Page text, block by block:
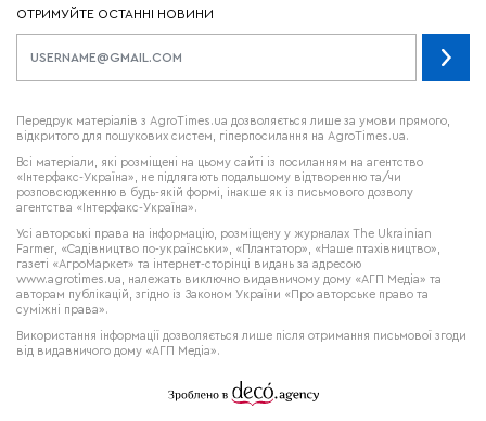
ОТРИМУЙТЕ ОСТАННІ НОВИНИ
Передрук матеріалів з AgroTimes.ua дозволяється лише за умови прямого,
відкритого для пошукових систем, гіперпосилання на AgroTimes.ua.
Всі матеріали, які розміщені на цьому сайті із посиланням на агентство
«Інтерфакс-Україна», не підлягають подальшому відтворенню та/чи
розповсюдженню в будь-якій формі, інакше як із письмового дозволу
агентства «Інтерфакс-Україна».
Усі авторські права на інформацію, розміщену у журналах The Ukrainian
Farmer , «Садівництво по-українськи», «Плантатор», «Наше птахівництво»,
газеті «АгроМаркет» та інтернет-сторінці видань за адресою
www.agrotimes.ua,
належать виключно видавничому дому «АГП Медіа» та
авторам публікацій, згідно із Законом України «Про авторське право та
суміжні права».
Використання інформації дозволяється лише після отримання письмової згоди
від видавничого дому «АГП Медіа».